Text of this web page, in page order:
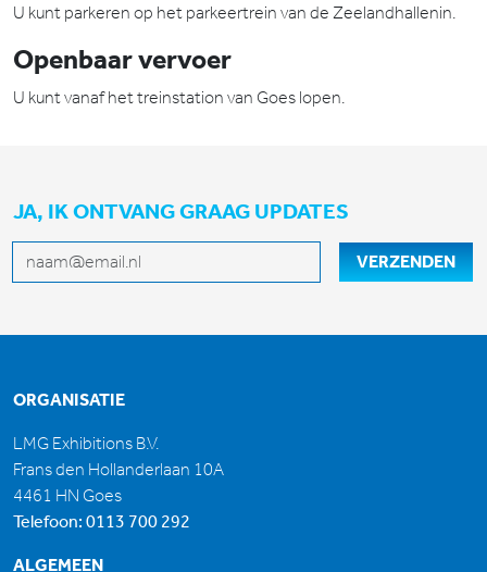
U kunt parkeren op het parkeertrein van de Zeelandhallenin.
Openbaar vervoer
U kunt vanaf het treinstation van Goes lopen.
JA, IK ONTVANG GRAAG UPDATES
E-mailadres VERZENDEN
ORGANISATIE
LMG Exhibitions B.V.
Frans den Hollanderlaan 10A
4461 HN Goes
Telefoon: 0113 700 292
ALGEMEEN